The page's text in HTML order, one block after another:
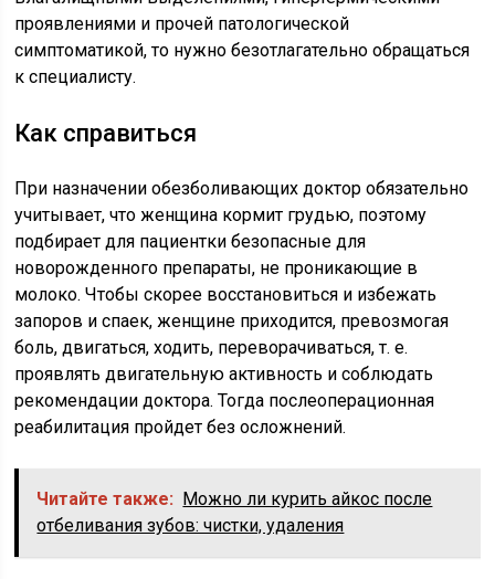
проявлениями и прочей патологической
симптоматикой, то нужно безотлагательно обращаться
к специалисту.
Как справиться
При назначении обезболивающих доктор обязательно
учитывает, что женщина кормит грудью, поэтому
подбирает для пациентки безопасные для
новорожденного препараты, не проникающие в
молоко. Чтобы скорее восстановиться и избежать
запоров и спаек, женщине приходится, превозмогая
боль, двигаться, ходить, переворачиваться, т. е.
проявлять двигательную активность и соблюдать
рекомендации доктора. Тогда послеоперационная
реабилитация пройдет без осложнений.
Читайте также: Можно ли курить айкос после
отбеливания зубов: чистки, удаления